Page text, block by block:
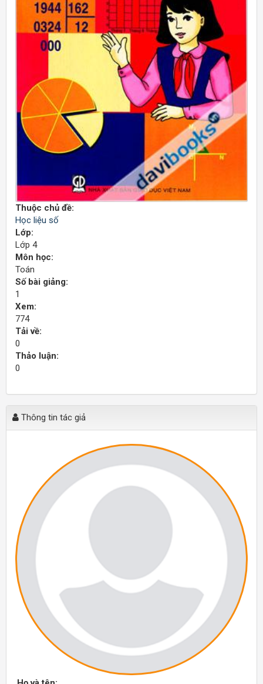
Thuộc chủ đề:
Học liệu số
Lớp:
Lớp 4
Môn học:
Toán
Số bài giảng:
1
Xem:
774
Tải về:
0
Thảo luận:
0
Thông tin tác giả